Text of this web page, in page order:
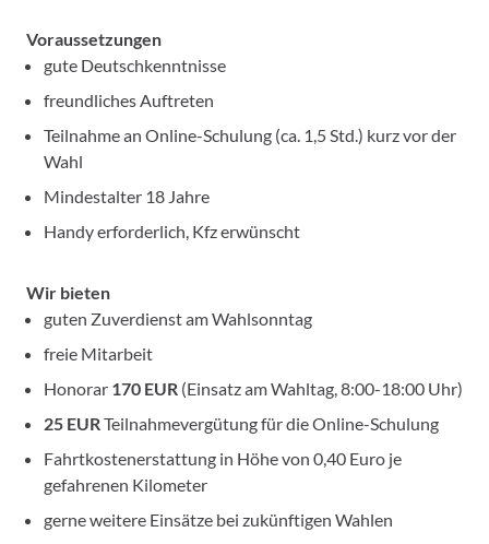
Voraussetzungen
gute Deutschkenntnisse
freundliches Auftreten
Teilnahme an Online-Schulung (ca. 1,5 Std.) kurz vor der
Wahl
Mindestalter 18 Jahre
Handy erforderlich, Kfz erwünscht
Wir bieten
guten Zuverdienst am Wahlsonntag
freie Mitarbeit
Honorar 170 EUR (Einsatz am Wahltag, 8:00-18:00 Uhr)
25 EURTeilnahmevergütung für die Online-Schulung
Fahrtkostenerstattung in Höhe von 0,40 Euro je
gefahrenen Kilometer
gerne weitere Einsätze bei zukünftigen Wahlen